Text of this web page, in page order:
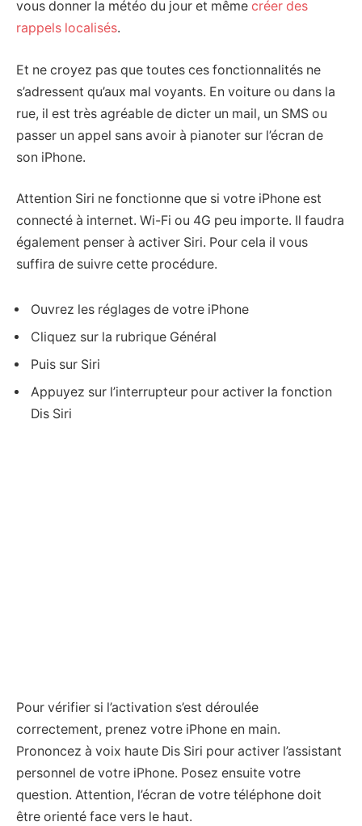
vous donner la météo du jour et même créer des
rappels localisés.
Et ne croyez pas que toutes ces fonctionnalités ne
s’adressent qu’aux mal voyants. En voiture ou dans la
rue, il est très agréable de dicter un mail, un SMS ou
passer un appel sans avoir à pianoter sur l’écran de
son iPhone.
Attention Siri ne fonctionne que si votre iPhone est
connecté à internet. Wi-Fi ou 4G peu importe. Il faudra
également penser à activer Siri. Pour cela il vous
suffira de suivre cette procédure.
Ouvrez les réglages de votre iPhone
Cliquez sur la rubrique Général
Puis sur Siri
Appuyez sur l’interrupteur pour activer la fonction
Dis Siri
Pour vérifier si l’activation s’est déroulée
correctement, prenez votre iPhone en main.
Prononcez à voix haute Dis Siri pour activer l’assistant
personnel de votre iPhone. Posez ensuite votre
question. Attention, l’écran de votre téléphone doit
être orienté face vers le haut.